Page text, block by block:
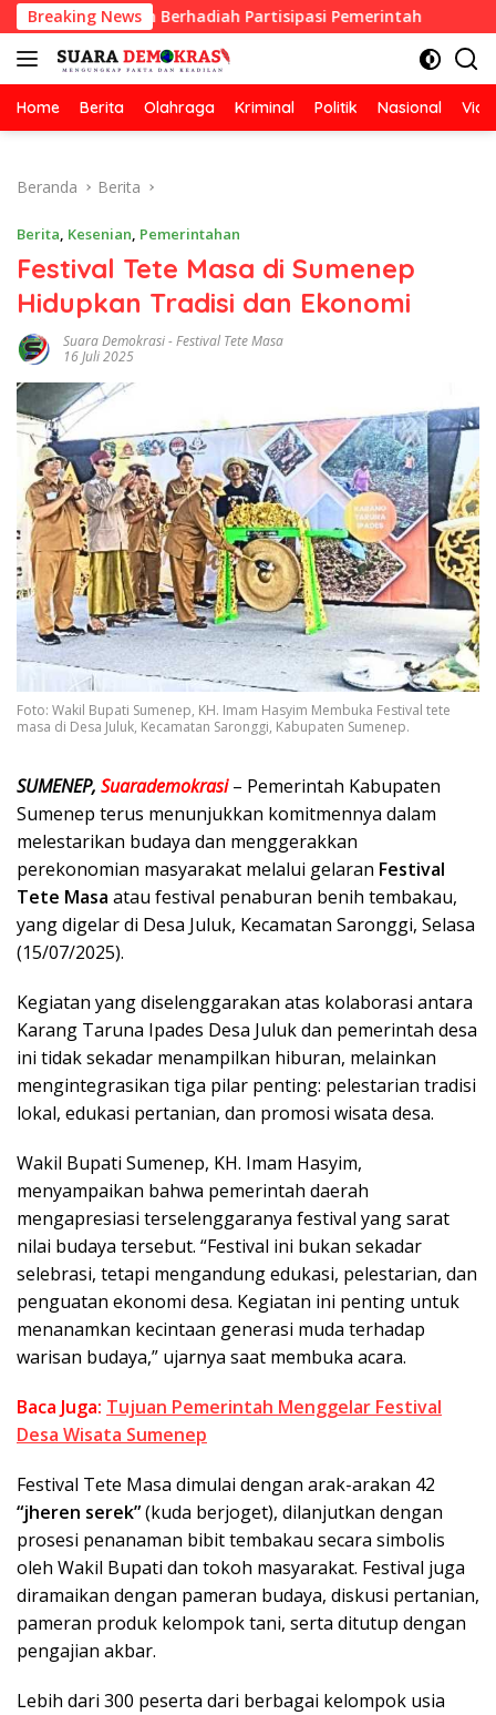
Langsung
ke
konten
Breaking NewsBerhadiah Partisipasi Pemerintah Oknum
Home Berita Olahraga Kriminal Politik Nasional
Beranda Berita
Berita, Kesenian, Pemerintahan
Festival Tete Masa di Sumenep
Hidupkan Tradisi dan Ekonomi
Suara Demokrasi-Festival Tete Masa
16 Juli 2025
Foto: Wakil Bupati Sumenep, KH. Imam Hasyim Membuka Festival tete
masa di Desa Juluk, Kecamatan Saronggi, Kabupaten Sumenep.
SUMENEP, Suarademokrasi– Pemerintah Kabupaten
Sumenep terus menunjukkan komitmennya dalam
melestarikan budaya dan menggerakkan
perekonomian masyarakat melalui gelaran Festival
Tete Masa atau festival penaburan benih tembakau,
yang digelar di Desa Juluk, Kecamatan Saronggi, Selasa
(15/07/2025).
Kegiatan yang diselenggarakan atas kolaborasi antara
Karang Taruna Ipades Desa Juluk dan pemerintah desa
ini tidak sekadar menampilkan hiburan, melainkan
mengintegrasikan tiga pilar penting: pelestarian tradisi
lokal, edukasi pertanian, dan promosi wisata desa.
Wakil Bupati Sumenep, KH. Imam Hasyim,
menyampaikan bahwa pemerintah daerah
mengapresiasi terselenggaranya festival yang sarat
nilai budaya tersebut. “Festival ini bukan sekadar
selebrasi, tetapi mengandung edukasi, pelestarian, dan
penguatan ekonomi desa. Kegiatan ini penting untuk
menanamkan kecintaan generasi muda terhadap
warisan budaya,” ujarnya saat membuka acara.
Baca Juga: Tujuan Pemerintah Menggelar Festival
Desa Wisata Sumenep
Festival Tete Masa dimulai dengan arak-arakan 42
“jheren serek”(kuda berjoget), dilanjutkan dengan
prosesi penanaman bibit tembakau secara simbolis
oleh Wakil Bupati dan tokoh masyarakat. Festival juga
diramaikan dengan pameran budaya, diskusi pertanian,
pameran produk kelompok tani, serta ditutup dengan
pengajian akbar.
Lebih dari 300 peserta dari berbagai kelompok usia